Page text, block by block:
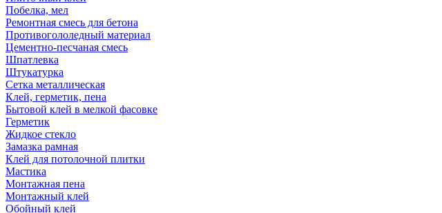
Побелка, мел
Ремонтная смесь для бетона
Противогололедный материал
Цементно-песчаная смесь
Шпатлевка
Штукатурка
Сетка металлическая
Клей, герметик, пена
Бытовой клей в мелкой фасовке
Герметик
Жидкое стекло
Замазка рамная
Клей для потолочной плитки
Мастика
Монтажная пена
Монтажный клей
Обойный клей